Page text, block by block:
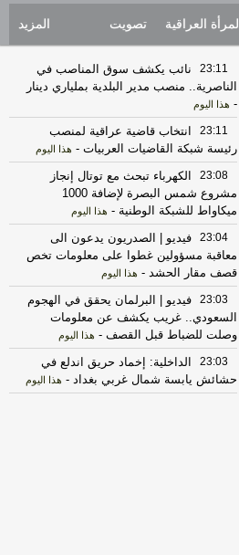
المرأة العراقية تصويت المزيد
23:11
نائب يكشف سوق المناصب في
الناصرية.. منصب مدير البلدية بملياري دينار
- هذا اليوم
23:11
انتخاب قاضية عراقية لمنصب
رئيسة شبكة القاضيات العربيات - هذا اليوم
23:08
الكهرباء تبحث مع توتال إنجاز
مشروع شمس البصرة لإضافة 1000
ميكاواط للشبكة الوطنية - هذا اليوم
23:04
فيديو | الصدريون يدعون الى
معاقبة مسؤولين غطوا على معلومات تخص
قصف مقار الحشد - هذا اليوم
23:03
فيديو | ‏البرلمان يحقق في الهجوم
السعودي.. غريب يكشف عن معلومات
وصلت للضباط قبل القصف - هذا اليوم
23:03
الداخلية: إخماد حريق اندلع في
حشائش يابسة شمال غربي بغداد - هذا اليوم